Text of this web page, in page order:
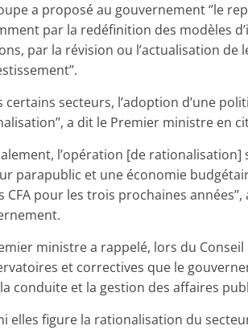
a proposé au gouvernement ‘’le
par la redéfinition des modèles
par la révision ou l’actualisation
certains secteurs, l’adoption d’une
a dit le Premier ministre en
l’opération [de
parapublic et une économie
CFA pour les trois prochaines
ministre a rappelé, lors du Conseil
et correctives que le
conduite et la gestion des affaires
elles figure la rationalisation du